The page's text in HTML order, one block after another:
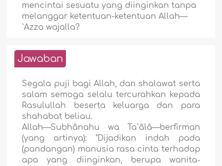
mencintai sesuatu yang diinginkan tanpa
melanggar ketentuan-ketentuan Allah—
`Azza wajalla?
Jawaban
Segala puji bagi Allah, dan shalawat serta
salam semoga selalu tercurahkan kepada
Rasulullah beserta keluarga dan para
shahabat beliau.
Allah—Subhânahu wa Ta`âlâ—berfirman
(yang artinya): "Dijadikan indah pada
(pandangan) manusia rasa cinta terhadap
apa yang diinginkan, berupa wanita-